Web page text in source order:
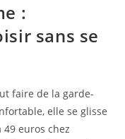
:
sans se
faire de la garde-
elle se glisse
euros chez